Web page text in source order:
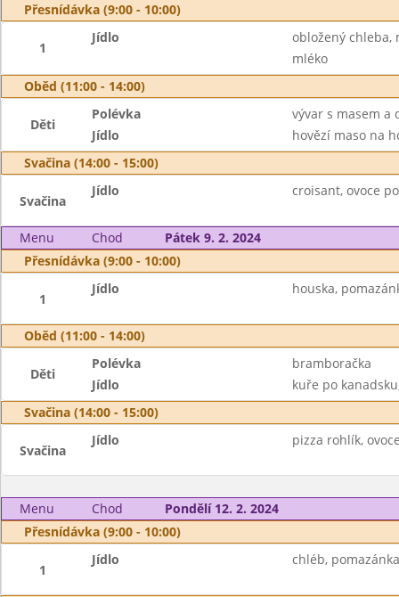
Přesnídávka (9:00 - 10:00)
1
Jídlo
obložený chleba,
mléko
Oběd (11:00 - 14:00)
Děti
Polévka
vývar s masem a
Jídlo
hovězí maso na
Svačina (14:00 - 15:00)
Svačina
Jídlo croisant, ovoce
Menu Chod
Pátek 9. 2. 2024
Přesnídávka (9:00 - 10:00)
1
Jídlo houska,
Oběd (11:00 - 14:00)
Děti
Polévka
bramboračka
Jídlo
kuře po
Svačina (14:00 - 15:00)
Svačina
Jídlo pizza rohlík,
Menu Chod
Pondělí 12. 2. 2024
Přesnídávka (9:00 - 10:00)
1
Jídlo chléb,